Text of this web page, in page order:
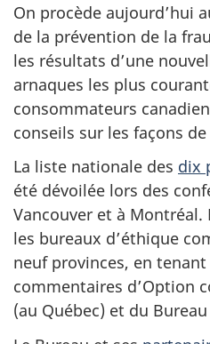
On procède aujourd’hui
de la prévention de la
les résultats d’une
arnaques les plus
consommateurs
conseils sur les façons
La liste nationale des dix
été dévoilée lors des
Vancouver et à Montréal.
les bureaux d’éthique
neuf provinces, en
commentaires d’Option
(au Québec) et du